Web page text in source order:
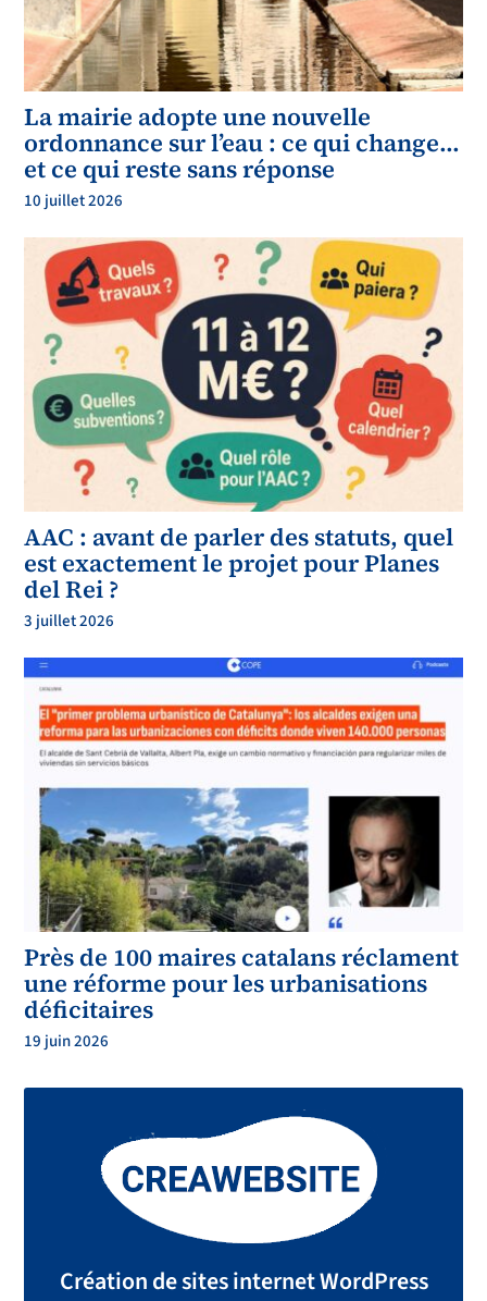
La mairie adopte une nouvelle
ordonnance sur l’eau : ce qui change…
et ce qui reste sans réponse
10 juillet 2026
AAC : avant de parler des statuts, quel
est exactement le projet pour Planes
del Rei ?
3 juillet 2026
Près de 100 maires catalans réclament
une réforme pour les urbanisations
déficitaires
19 juin 2026
Création de sites internet WordPress